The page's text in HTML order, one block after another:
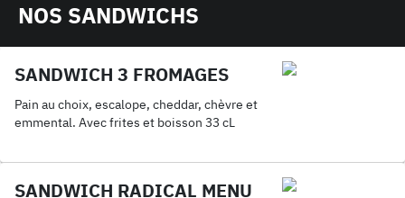
NOS SANDWICHS
SANDWICH 3 FROMAGES
Pain au choix, escalope, cheddar, chèvre et
emmental. Avec frites et boisson 33 cL
SANDWICH RADICAL MENU